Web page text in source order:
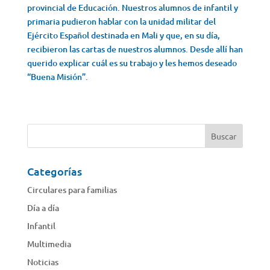
provincial de Educación. Nuestros alumnos de infantil y
primaria pudieron hablar con la unidad militar del
Ejército Español destinada en Mali y que, en su día,
recibieron las cartas de nuestros alumnos. Desde allí han
querido explicar cuál es su trabajo y les hemos deseado
“Buena Misión”.
Categorías
Circulares para familias
Día a día
Infantil
Multimedia
Noticias